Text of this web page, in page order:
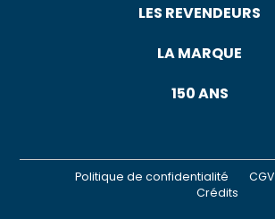
LES REVENDEURS
LA MARQUE
150 ANS
Politique de confidentialité CGV
Crédits